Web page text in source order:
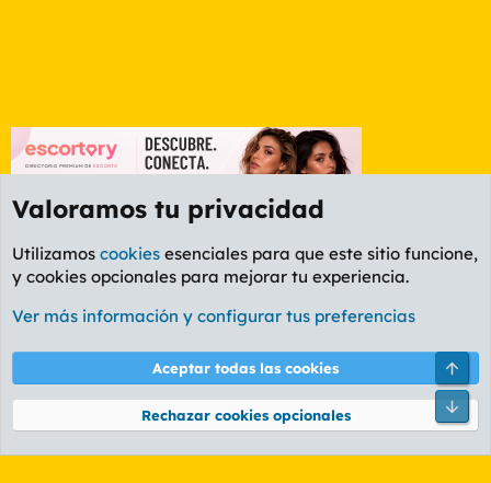
Foro General
Cookies
PL OLDSTYLE AMARILLO
Términos y reglas Política de privacidad Ayuda
Community platform by XenForo® © 2010-2026 XenForo Ltd.
Valoramos tu privacidad
Utilizamos cookies esenciales para que este sitio funcione,
y cookies opcionales para mejorar tu experiencia.
Ver más información y configurar tus preferencias
Aceptar todas las cookies
Rechazar cookies opcionales
Pie